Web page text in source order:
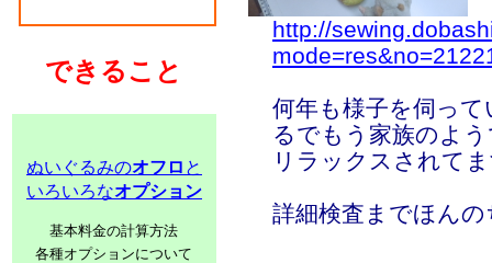
できること
ぬいぐるみのオフロ と
いろいろなオプション
基本料金の計算方法
各種オプションについて
http://
何年も様子を伺っ
るでもう家族のよ
リラックスされて
詳細検査までほん